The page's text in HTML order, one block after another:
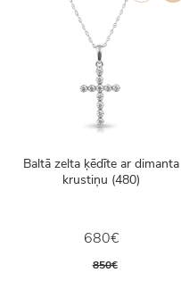
Baltā zelta ķēdīte ar dimanta
krustiņu (480)
680€
850€